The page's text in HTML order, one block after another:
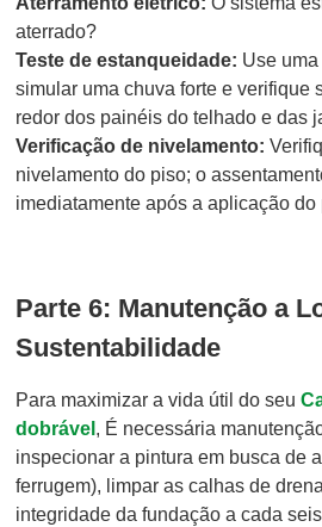
aterrado?
Teste de estanqueidade: Use
simular uma chuva forte e verifique
redor dos painéis do telhado e das
Verificação de nivelamento:
nivelamento do piso; o
imediatamente após a aplicação do
Parte 6: Manutenção a
Sustentabilidade
Para maximizar a vida útil do seu
dobrável , É necessária
inspecionar a pintura em busca de
ferrugem), limpar as calhas de
integridade da fundação a cada